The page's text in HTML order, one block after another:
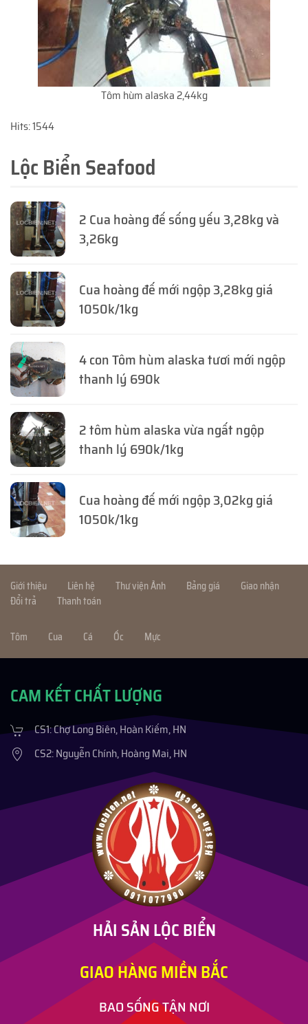
Tôm hùm alaska 2,44kg
Hits: 1544
Lộc Biển Seafood
2 Cua hoàng đế sống yếu 3,28kg và
3,26kg
Cua hoàng đế mới ngộp 3,28kg giá
1050k/1kg
4 con Tôm hùm alaska tươi mới ngộp
thanh lý 690k
2 tôm hùm alaska vừa ngất ngộp
thanh lý 690k/1kg
Cua hoàng đế mới ngộp 3,02kg giá
1050k/1kg
Giới thiệu Liên hệ Thư viện Ảnh Bảng giá
Giao nhận
Đổi trả
Thanh toán
Tôm Cua Cá Ốc Mực
CAM KẾT CHẤT LƯỢNG
CS1: Chợ Long Biên, Hoàn Kiếm, HN
CS2: Nguyễn Chính, Hoàng Mai, HN
HẢI SẢN LỘC BIỂN
GIAO HÀNG MIỀN BẮC
BAO SỐNG TẬN NƠI